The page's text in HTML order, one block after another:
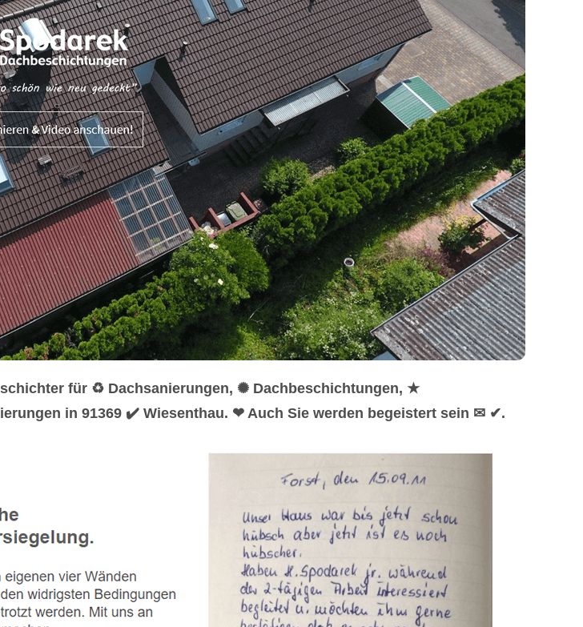
für ♻ Dachsanierungen, ✺ Dachbeschichtungen, ★
in 91369 ✔️ Wiesenthau. ❤ Auch Sie werden begeistert sein ✉ ✔.